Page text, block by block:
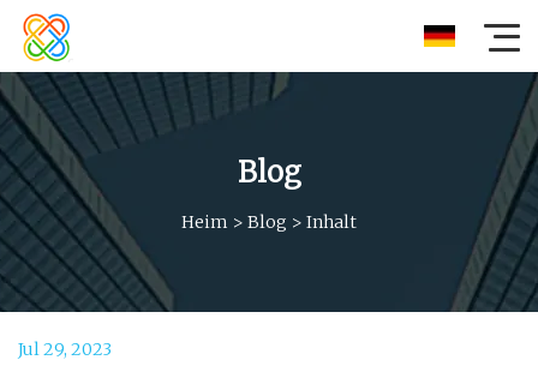
Blog
Heim > Blog > Inhalt
Jul 29, 2023